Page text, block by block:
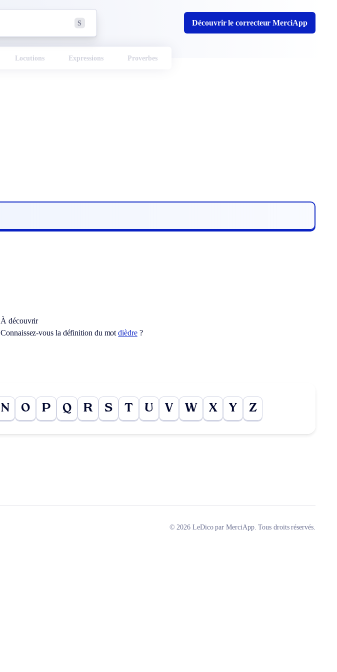
S Découvrir le correcteur MerciApp
Locutions Expressions Proverbes
À découvrir
Connaissez-vous la définition du motdièdre?
N O P Q R S T U V W X Y Z
© 2026 LeDico par MerciApp. Tous droits réservés.